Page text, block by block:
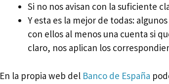
Si no nos avisan con la suficiente
Y esta es la mejor de todas:
con ellos al menos una cuenta si
claro, nos aplican los
En la propia web del Banco de España